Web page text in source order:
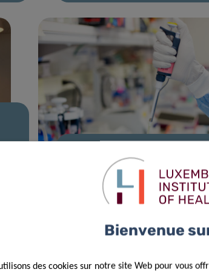
14 Mai 2025
Des scientifiques
déchiffrent le GPS
Bienvenue
des cookies sur notre site Web pour vous